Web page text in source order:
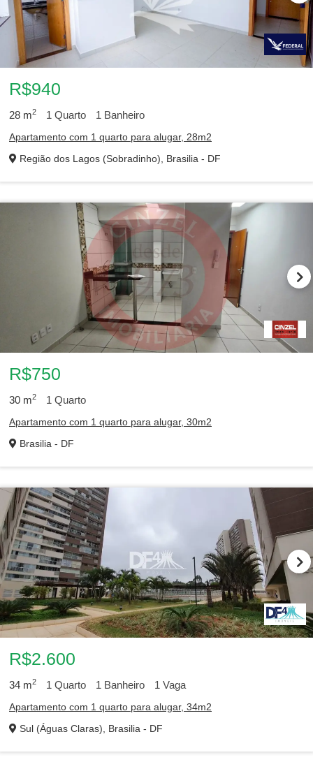
R$940
28 m2 1 Quarto 1 Banheiro
Apartamento com 1 quarto para alugar, 28m2
Região dos Lagos (Sobradinho), Brasilia - DF
R$750
30 m2 1 Quarto
Apartamento com 1 quarto para alugar, 30m2
Brasilia - DF
R$2.600
34 m2 1 Quarto 1 Banheiro 1 Vaga
Apartamento com 1 quarto para alugar, 34m2
Sul (Águas Claras), Brasilia - DF